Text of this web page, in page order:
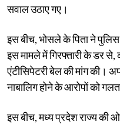
सवाल उठाए गए।
इस बीच, भोसले के पिता ने
इस मामले में गिरफ्तारी के डर
एंटीसिपेटरी बेल की मांग की।
नाबालिग होने के आरोपों को
इस बीच, मध्य प्रदेश राज्य की